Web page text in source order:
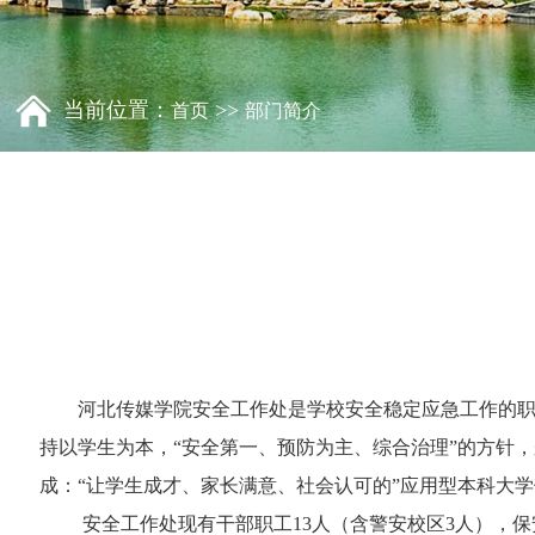
当前位置：首页>>部门简介
河北传媒学院安全工作处是学校安全稳定应急工作的
持以学生为本，“安全第一、预防为主、综合治理”的方针
成：“让学生成才、家长满意、社会认可的”应用型本科
安全工作处现有干部职工13人（含警安校区3人），